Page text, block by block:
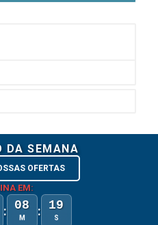
DA SEMANA
OFERTAS
EM:
: 08
M : 19
S